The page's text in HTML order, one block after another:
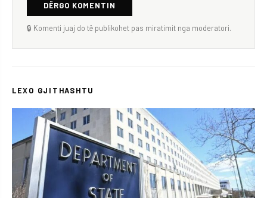
DËRGO KOMENTIN
🔒 Komenti juaj do të publikohet pas miratimit nga moderatori.
LEXO GJITHASHTU